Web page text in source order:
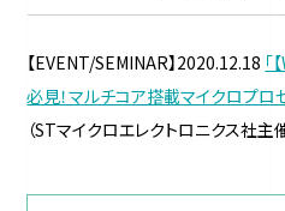
【EVENT/SEMINAR】2020.12.18
必見！マルチコア搭載マイクロプロ
（STマイクロエレクトロニクス社主